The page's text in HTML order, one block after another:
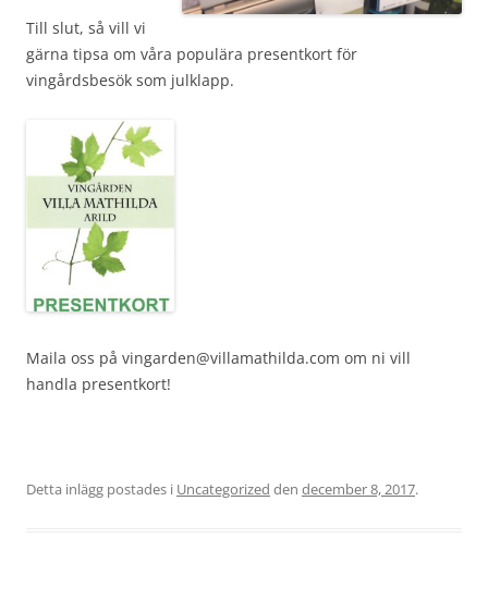
Till slut, så vill vi
gärna tipsa om våra populära presentkort för
vingårdsbesök som julklapp.
Maila oss på vingarden@villamathilda.com om ni vill
handla presentkort!
Detta inlägg postades i Uncategorized den december 8, 2017.